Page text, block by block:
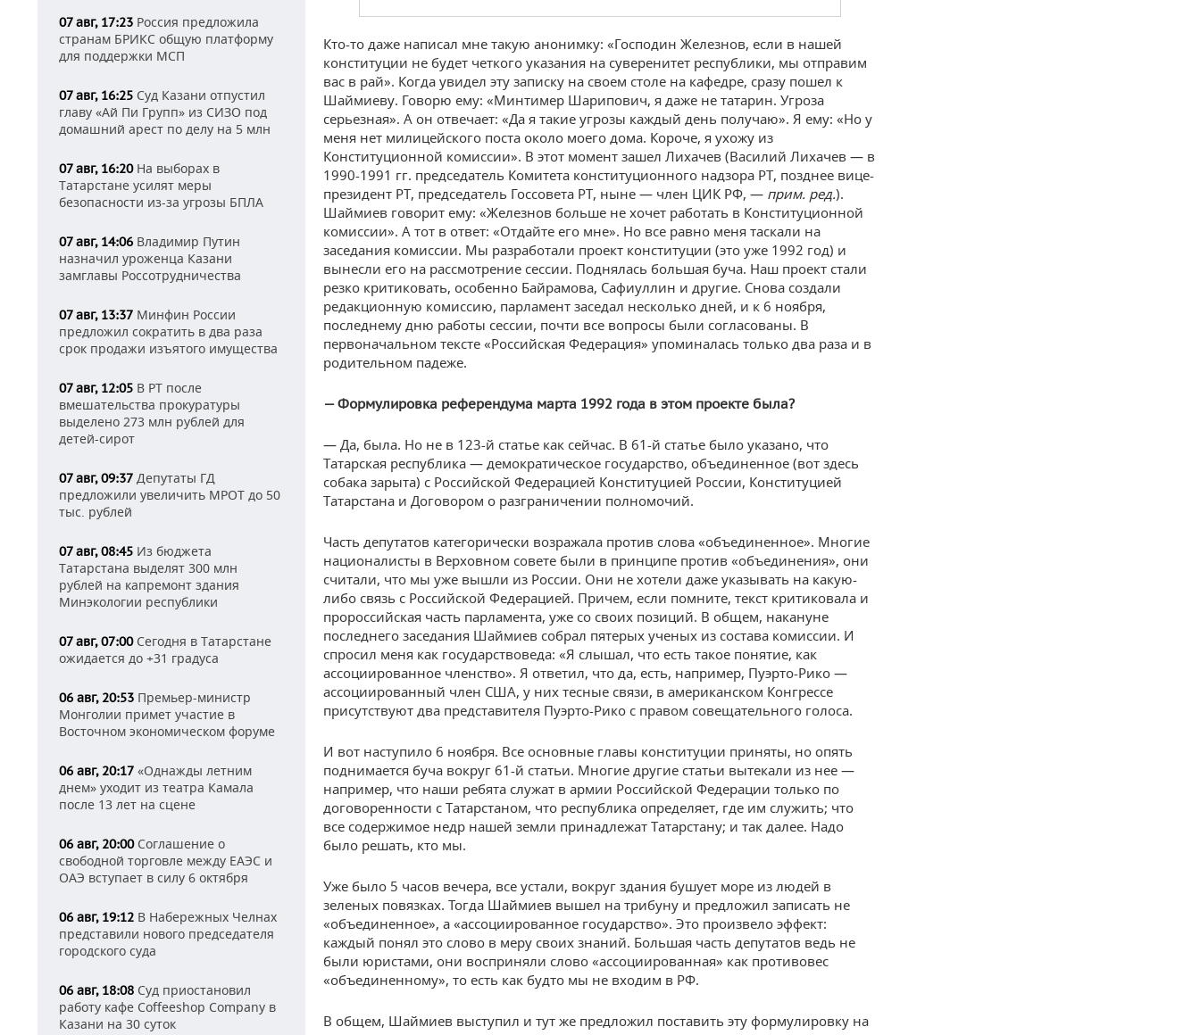
07 авг, 17:23 Россия предложила
странам БРИКС общую платформу
для поддержки МСП
07 авг, 16:25 Суд Казани отпустил
главу «Ай Пи Групп» из СИЗО под
домашний арест по делу на 5 млн
07 авг, 16:20На выборах в
Татарстане усилят меры
безопасности из-за угрозы БПЛА
07 авг, 14:06 Владимир Путин
назначил уроженца Казани
замглавы Россотрудничества
07 авг, 13:37 Минфин России
предложил сократить в два раза
срок продажи изъятого имущества
07 авг, 12:05 В РТ после
вмешательства прокуратуры
выделено 273 млн рублей для
детей-сирот
07 авг, 09:37 Депутаты ГД
предложили увеличить МРОТ до 50
тыс. рублей
07 авг, 08:45 Из бюджета
Татарстана выделят 300 млн
рублей на капремонт здания
Минэкологии республики
07 авг, 07:00Сегодня в Татарстане
ожидается до +31 градуса
06 авг, 20:53 Премьер-министр
Монголии примет участие в
Восточном экономическом форуме
06 авг, 20:17 «Однажды летним
днем» уходит из театра Камала
после 13 лет на сцене
06 авг, 20:00Соглашение о
свободной торговле между ЕАЭС и
ОАЭ вступает в силу 6 октября
06 авг, 19:12 В Набережных Челнах
представили нового председателя
городского суда
06 авг, 18:08 Суд приостановил
работу кафе Coffeeshop Company в
Казани на 30 суток
Кто-то даже написал мне такую анонимку: «Господин Железнов, если в нашей
конституции не будет четкого указания на суверенитет республики, мы отправим
вас в рай». Когда увидел эту записку на своем столе на кафедре, сразу пошел к
Шаймиеву. Говорю ему: «Минтимер Шарипович, я даже не татарин. Угроза
серьезная». А он отвечает: «Да я такие угрозы каждый день получаю». Я ему: «Но у
меня нет милицейского поста около моего дома. Короче, я ухожу из
Конституционной комиссии». В этот момент зашел Лихачев (Василий Лихачев — в
1990-1991 гг. председатель Комитета конституционного надзора РТ, позднее вице-
президент РТ, председатель Госсовета РТ, ныне — член ЦИК РФ, — прим. ред.).
Шаймиев говорит ему: «Железнов больше не хочет работать в Конституционной
комиссии». А тот в ответ: «Отдайте его мне». Но все равно меня таскали на
заседания комиссии. Мы разработали проект конституции (это уже 1992 год) и
вынесли его на рассмотрение сессии. Поднялась большая буча. Наш проект стали
резко критиковать, особенно Байрамова, Сафиуллин и другие. Снова создали
редакционную комиссию, парламент заседал несколько дней, и к 6 ноября,
последнему дню работы сессии, почти все вопросы были согласованы. В
первоначальном тексте «Российская Федерация» упоминалась только два раза и в
родительном падеже.
— Формулировка референдума марта 1992 года в этом проекте была?
— Да, была. Но не в 123-й статье как сейчас. В 61-й статье было указано, что
Татарская республика — демократическое государство, объединенное (вот здесь
собака зарыта) с Российской Федерацией Конституцией России, Конституцией
Татарстана и Договором о разграничении полномочий.
Часть депутатов категорически возражала против слова «объединенное». Многие
националисты в Верховном совете были в принципе против «объединения», они
считали, что мы уже вышли из России. Они не хотели даже указывать на какую-
либо связь с Российской Федерацией. Причем, если помните, текст критиковала и
пророссийская часть парламента, уже со своих позиций. В общем, накануне
последнего заседания Шаймиев собрал пятерых ученых из состава комиссии. И
спросил меня как государствоведа: «Я слышал, что есть такое понятие, как
ассоциированное членство». Я ответил, что да, есть, например, Пуэрто-Рико —
ассоциированный член США, у них тесные связи, в американском Конгрессе
присутствуют два представителя Пуэрто-Рико с правом совещательного голоса.
И вот наступило 6 ноября. Все основные главы конституции приняты, но опять
поднимается буча вокруг 61-й статьи. Многие другие статьи вытекали из нее —
например, что наши ребята служат в армии Российской Федерации только по
договоренности с Татарстаном, что республика определяет, где им служить; что
все содержимое недр нашей земли принадлежат Татарстану; и так далее. Надо
было решать, кто мы.
Уже было 5 часов вечера, все устали, вокруг здания бушует море из людей в
зеленых повязках. Тогда Шаймиев вышел на трибуну и предложил записать не
«объединенное», а «ассоциированное государство». Это произвело эффект:
каждый понял это слово в меру своих знаний. Большая часть депутатов ведь не
были юристами, они восприняли слово «ассоциированная» как противовес
«объединенному», то есть как будто мы не входим в РФ.
В общем, Шаймиев выступил и тут же предложил поставить эту формулировку на